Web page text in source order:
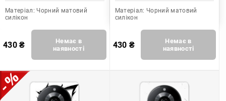
Матеріал: Чорний матовий
силікон
430₴
Немає в
наявності
Матеріал: Чорний матовий
силікон
430 ₴
Немає в
наявності